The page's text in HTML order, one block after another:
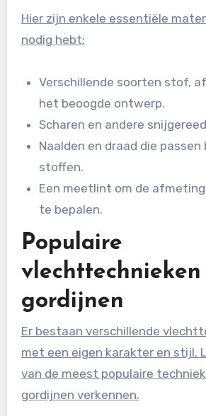
Hier zijn enkele essentiële
nodig hebt:
Verschillende soorten stof,
het beoogde ontwerp.
Scharen en andere
Naalden en draad die passen
stoffen.
Een meetlint om de
te bepalen.
Populaire
vlechttechnieken
gordijnen
Er bestaan verschillende vlechttechnieken, elk
met een eigen karakter en stijl.
van de meest populaire
gordijnen verkennen.